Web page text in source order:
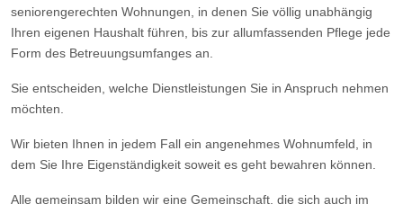
seniorengerechten Wohnungen, in denen Sie völlig unabhängig
Ihren eigenen Haushalt führen, bis zur allumfassenden Pflege jede
Form des Betreuungsumfanges an.
Sie entscheiden, welche Dienstleistungen Sie in Anspruch nehmen
möchten.
Wir bieten Ihnen in jedem Fall ein angenehmes Wohnumfeld, in
dem Sie Ihre Eigenständigkeit soweit es geht bewahren können.
Alle gemeinsam bilden wir eine Gemeinschaft, die sich auch im